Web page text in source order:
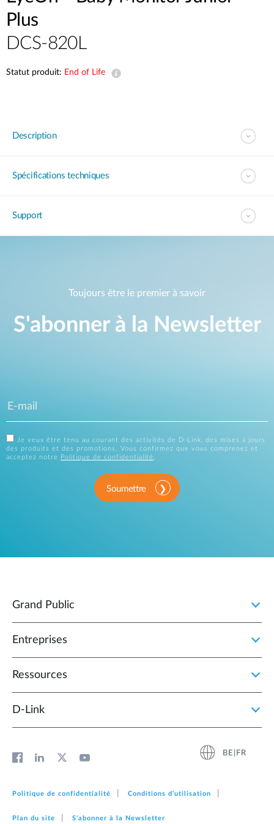
Plus
DCS-820L
Statut produit: End of Life
Description
Spécifications techniques
Support
Toujours être le premier à savoir
S'abonner à la Newsletter
Je veux être tenu au courant des activités de D-Link, des mises à jours
des produits et des promotions. Vous confirmez que vous comprenez et
acceptez notre
Politique de confidentialité.
Soumettre
Grand Public
Entreprises
Ressources
D‑Link
BE|FR
Politique de confidentialité Conditions d'utilisation
Plan du site S'abonner à la Newsletter